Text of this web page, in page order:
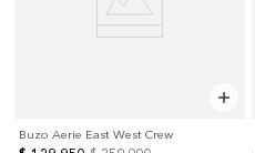
Buzo Aerie East West Crew